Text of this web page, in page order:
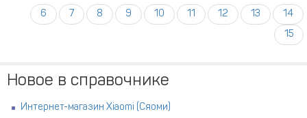
6
7 8 9 10 11 12 13
14
15
Новое в справочнике
Интернет-магазин Xiaomi (Сяоми)